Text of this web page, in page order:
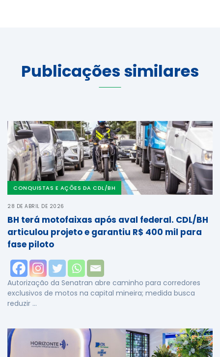
Publicações similares
CONQUISTAS E AÇÕES DA CDL/BH
28 DE ABRIL DE 2026
BH terá motofaixas após aval federal. CDL/BH
articulou projeto e garantiu R$ 400 mil para
fase piloto
Autorização da Senatran abre caminho para corredores
exclusivos de motos na capital mineira; medida busca
reduzir …